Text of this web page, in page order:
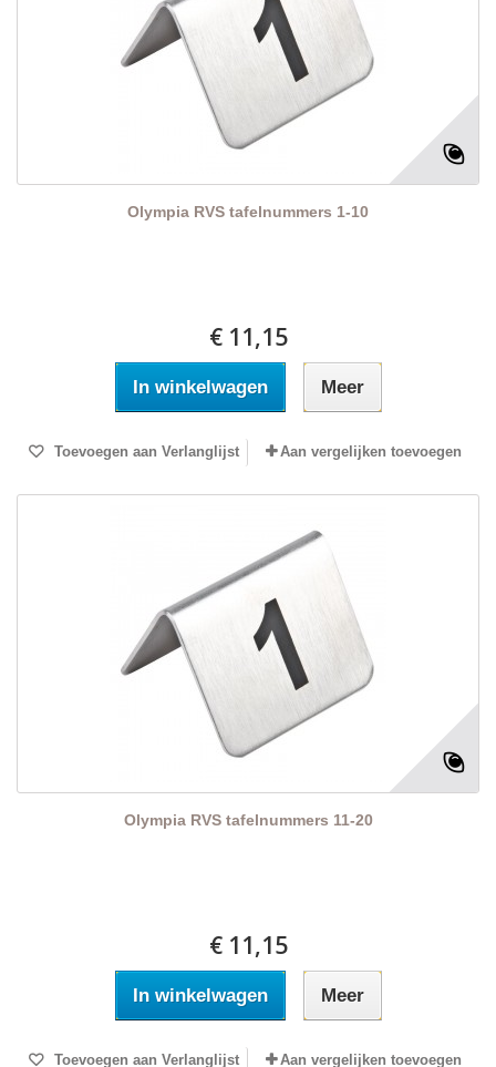
Olympia RVS tafelnummers 1-10
€ 11,15
In winkelwagen Meer
Toevoegen aan Verlanglijst Aan vergelijken toevoegen
Olympia RVS tafelnummers 11-20
€ 11,15
In winkelwagen Meer
Toevoegen aan Verlanglijst Aan vergelijken toevoegen